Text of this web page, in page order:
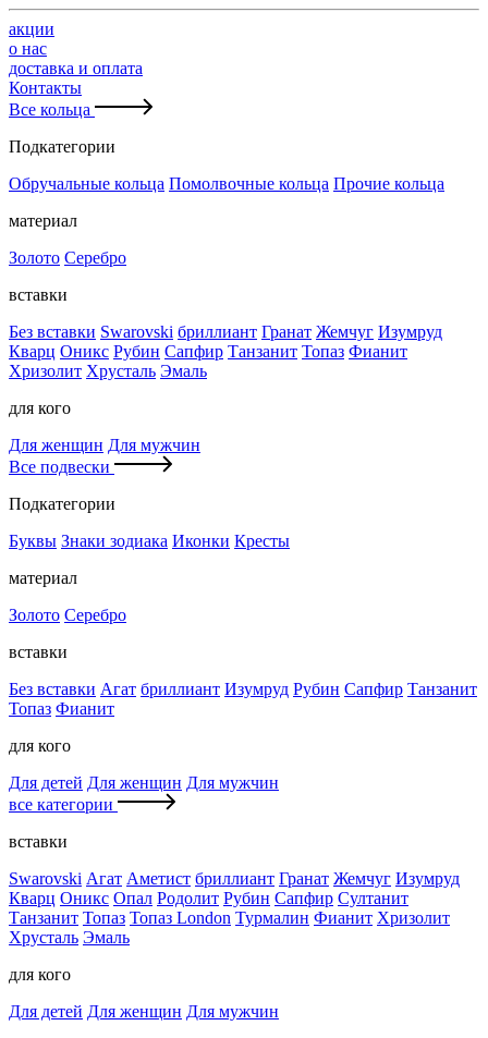
акции
о нас
доставка и оплата
Контакты
Все кольца
Подкатегории
Обручальные кольца Помолвочные кольца Прочие кольца
материал
Золото Серебро
вставки
Без вставки Swarovski бриллиант Гранат Жемчуг Изумруд
Кварц Оникс Рубин Сапфир Танзанит Топаз Фианит
Хризолит Хрусталь Эмаль
для кого
Для женщин Для мужчин
Все подвески
Подкатегории
Буквы Знаки зодиака Иконки Кресты
материал
Золото Серебро
вставки
Без вставки Агат бриллиант Изумруд Рубин Сапфир Танзанит
Топаз Фианит
для кого
Для детей Для женщин Для мужчин
все категории
вставки
Swarovski Агат Аметист бриллиант Гранат Жемчуг Изумруд
Кварц Оникс Опал Родолит Рубин Сапфир Султанит
Танзанит Топаз Топаз London Турмалин Фианит Хризолит
Хрусталь Эмаль
для кого
Для детей Для женщин Для мужчин